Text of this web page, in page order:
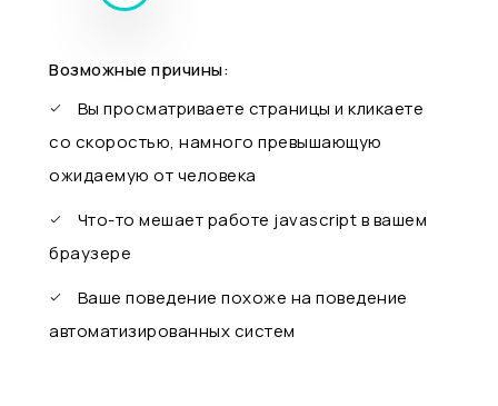
Возможные причины:
Вы просматриваете страницы и кликаете
со скоростью, намного превышающую
ожидаемую от человека
Что-то мешает работе javascript в вашем
браузере
Ваше поведение похоже на поведение
автоматизированных систем